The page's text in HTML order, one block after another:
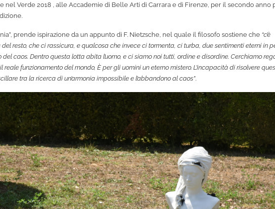
nel Verde 2018 , alle Accademie di Belle Arti di Carrara e di Firenze, per il secondo anno
prende ispirazione da un appunto di F. Nietzsche, nel quale il filosofo sostiene che “c’è
resto, che ci rassicura, e qualcosa che invece ci tormenta, ci turba, due sentimenti eterni in
del caos. Dentro questa lotta abita l’uomo, e ci siamo noi tutti, ordine e disordine. Cerchiamo
funzionamento del mondo, È per gli uomini un eterno mistero. L’incapacità di risolvere
tra la ricerca di un’armonia impossibile e l’abbandono al caos”.